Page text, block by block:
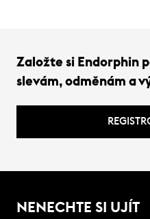
Založte si Endorphin
slevám, odměnám a
NENECHTE SI UJÍT